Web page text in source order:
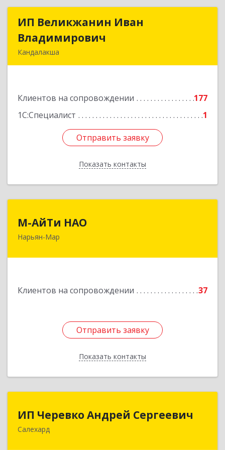
ИП Великжанин Иван
Владимирович
Кандалакша
Клиентов на сопровождении
177
1С:Специалист
1
Отправить заявку
Показать контакты
ИП Великжанин Иван
Подробнее
Отправить заявку
Назад
М-АйТи НАО
Нарьян-Мар
Клиентов на сопровождении 37
Отправить заявку
Показать контакты
Отправить заявку
Назад
ИП Черевко Андрей Сергеевич
Салехард
ИП Черевко Андрей Сергеевич
629003, Ямало-Ненецкий АО, Салехард г,